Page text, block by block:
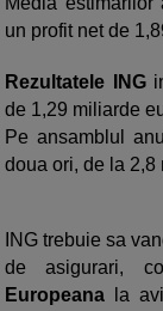
un profit net de
Rezultatele ING
de 1,29 miliarde
Pe ansamblul
doua ori, de la 2,8
ING trebuie sa
de asigurari,
Europeana la